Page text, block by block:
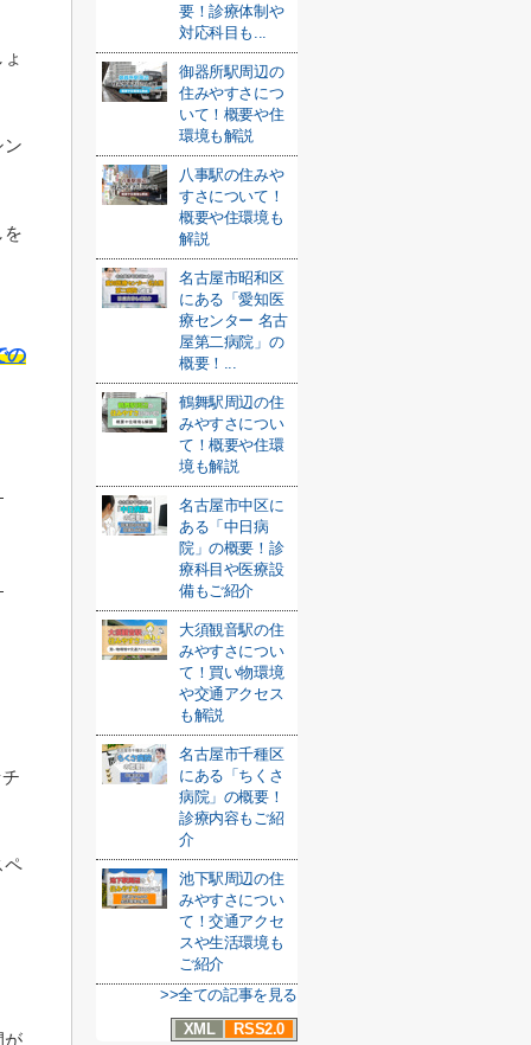
ン
を
の
ペ
が
要！診療体制や
対応科目も...
御器所駅周辺の
住みやすさにつ
いて！概要や住
環境も解説
八事駅の住みや
すさについて！
概要や住環境も
解説
名古屋市昭和区
にある「愛知医
療センター 名古
屋第二病院」の
概要！...
鶴舞駅周辺の住
みやすさについ
て！概要や住環
境も解説
名古屋市中区に
ある「中日病
院」の概要！診
療科目や医療設
備もご紹介
大須観音駅の住
みやすさについ
て！買い物環境
や交通アクセス
も解説
名古屋市千種区
にある「ちくさ
病院」の概要！
診療内容もご紹
介
池下駅周辺の住
みやすさについ
て！交通アクセ
スや生活環境も
ご紹介
>>全ての記事を見る
XML
RSS2.0